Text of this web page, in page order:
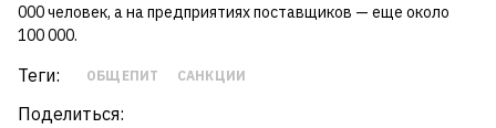
000 человек, а на предприятиях поставщиков — еще около
100 000.
Теги: ОБЩЕПИТ САНКЦИИ
Поделиться: